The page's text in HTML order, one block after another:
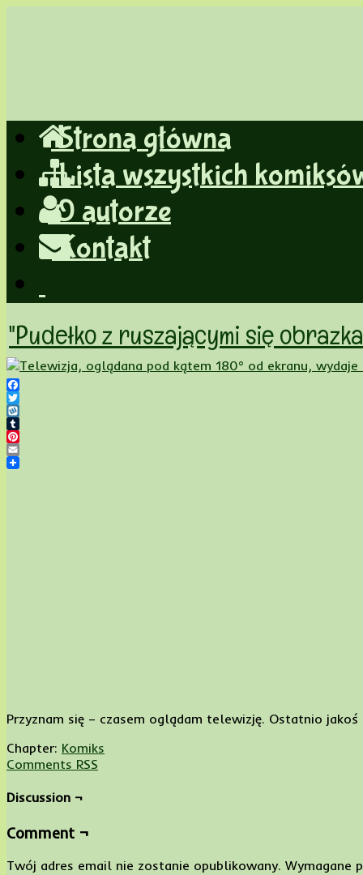
jeśli nie wiesz czy powiedzieć hehe czy haha, powiedz
Strona główna
Lista wszystkich
O autorze
Kontakt
"Pudełko z ruszającymi się
Facebook
Twitter
Wykop
Tumblr
Pinterest
Email
Przyznam się – czasem oglądam telewizję. Ostatnio jakoś
Chapter: Komiks
Comments RSS
Discussion ¬
Comment ¬
Twój adres email nie zostanie opublikowany. Wymagane